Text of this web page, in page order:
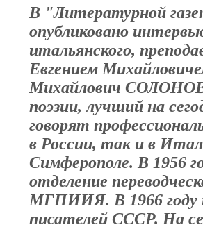
В "Литературной
опубликовано
итальянского,
Евгением
Михайлович
поэзии, лучший на
говорят
в России, так и в
Симферополе. В 1956
отделение
МГПИИЯ. В 1966 году
писателей СССР. На